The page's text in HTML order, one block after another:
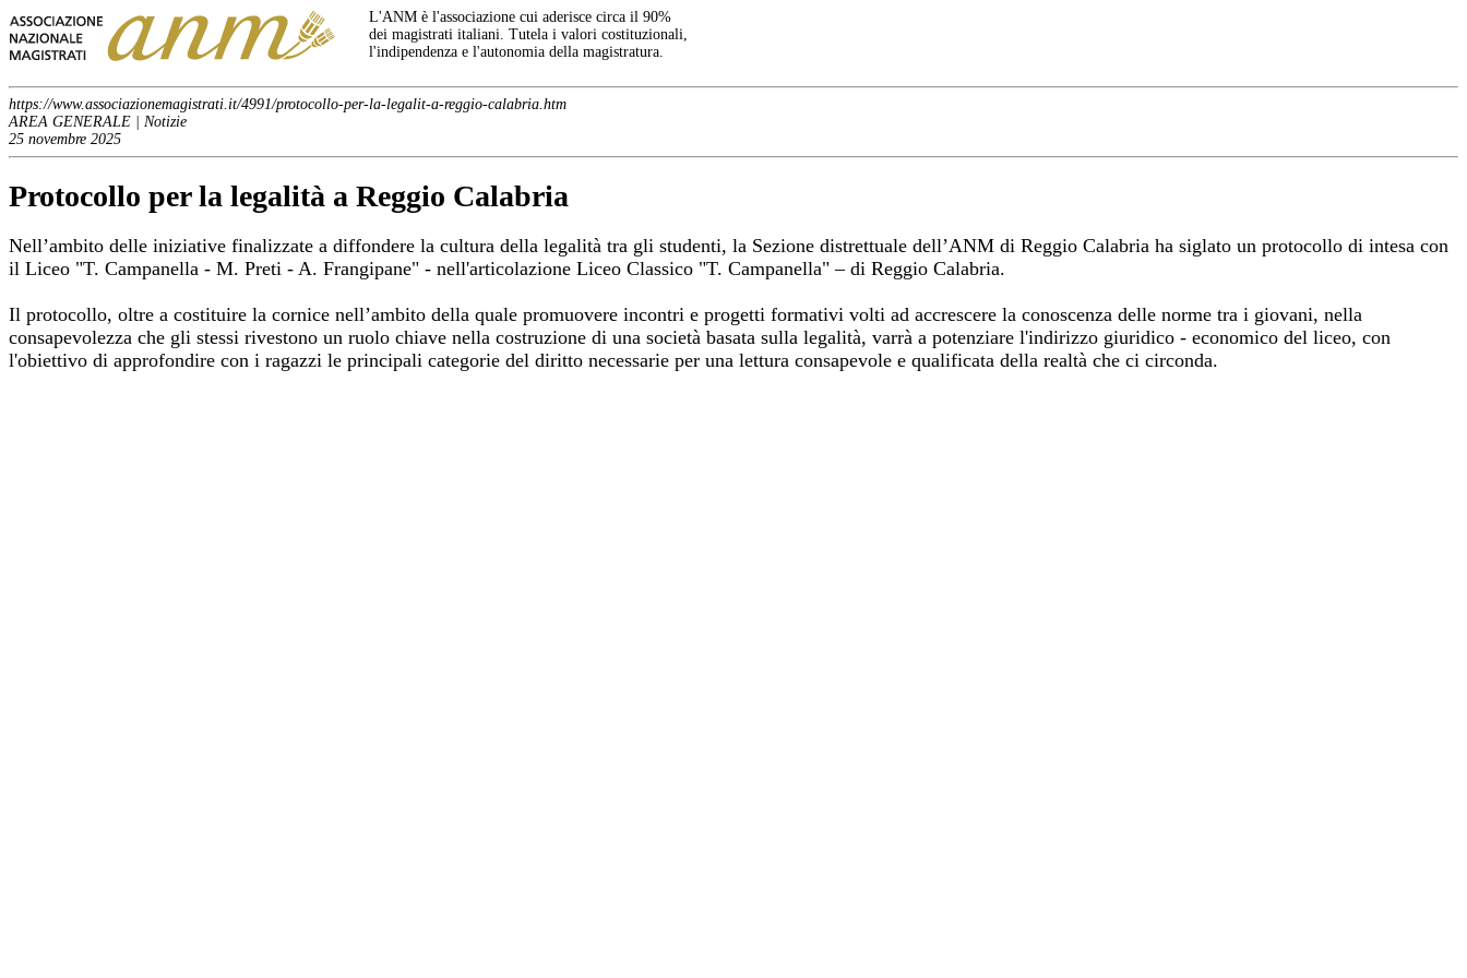
L'ANM è l'associazione cui aderisce circa il 90%
dei magistrati italiani. Tutela i valori costituzionali,
l'indipendenza e l'autonomia della magistratura.
https://www.associazionemagistrati.it/4991/protocollo-per-la-legalit-a-reggio-calabria.htm
AREA GENERALE | Notizie
25 novembre 2025
Protocollo per la legalità a Reggio Calabria
Nell’ambito delle iniziative finalizzate a diffondere la cultura della legalità tra gli studenti, la Sezione distrettuale dell’ANM di Reggio Calabria ha siglato un protocollo di intesa con
il Liceo "T. Campanella - M. Preti - A. Frangipane" - nell'articolazione Liceo Classico "T. Campanella" – di Reggio Calabria.
Il protocollo, oltre a costituire la cornice nell’ambito della quale promuovere incontri e progetti formativi volti ad accrescere la conoscenza delle norme tra i giovani, nella
consapevolezza che gli stessi rivestono un ruolo chiave nella costruzione di una società basata sulla legalità, varrà a potenziare l'indirizzo giuridico - economico del liceo, con
l'obiettivo di approfondire con i ragazzi le principali categorie del diritto necessarie per una lettura consapevole e qualificata della realtà che ci circonda.